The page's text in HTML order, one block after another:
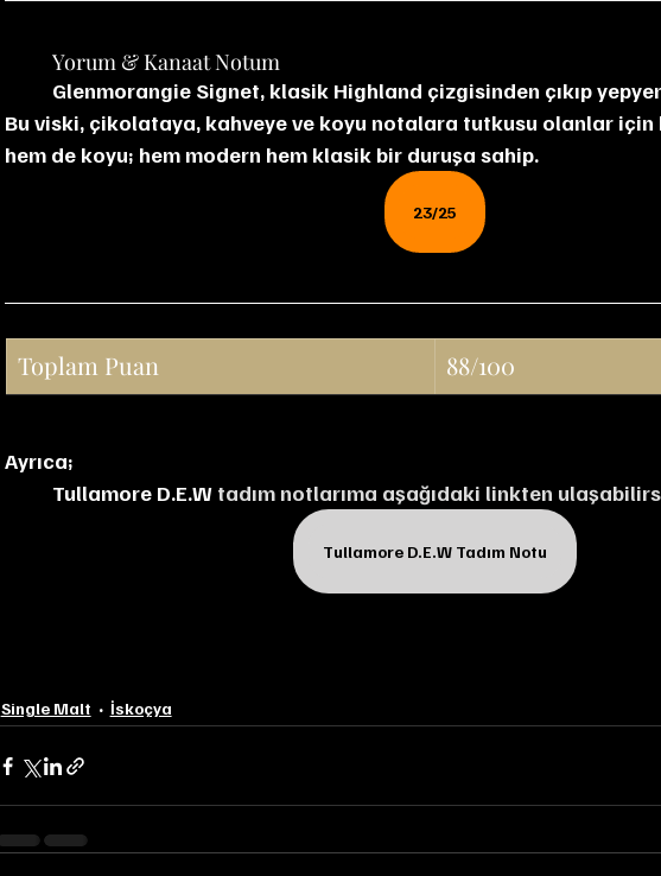
	Yorum & Kanaat Notum
Bu viski, çikolataya, kahveye ve koyu notalara tutkusu olanlar için
hem de koyu; hem modern hem klasik bir duruşa sahip.
23/25
Toplam Puan 88/100
Ayrıca;
Tullamore D.E.W tadım notlarıma aşağıdaki linkten
Tullamore D.E.W Tadım Notu
Single Malt İskoçya